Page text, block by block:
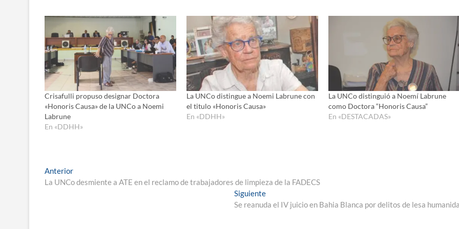
Crisafulli propuso designar Doctora
«Honoris Causa» de la UNCo a Noemi
Labrune
En «DDHH»
La UNCo distingue a Noemi Labrune con
el titulo «Honoris Causa»
En «DDHH»
La UNCo distinguió a Noemí Labrune
como Doctora “Honoris Causa”
En «DESTACADAS»
Navegación
de
AnteriorEntrada
anterior:
La UNCo desmiente a ATE en el reclamo de trabajadores de limpieza de la FADECS
SiguienteEntrada
siguiente:
Se reanuda el IV juicio en Bahia Blanca por delitos de lesa